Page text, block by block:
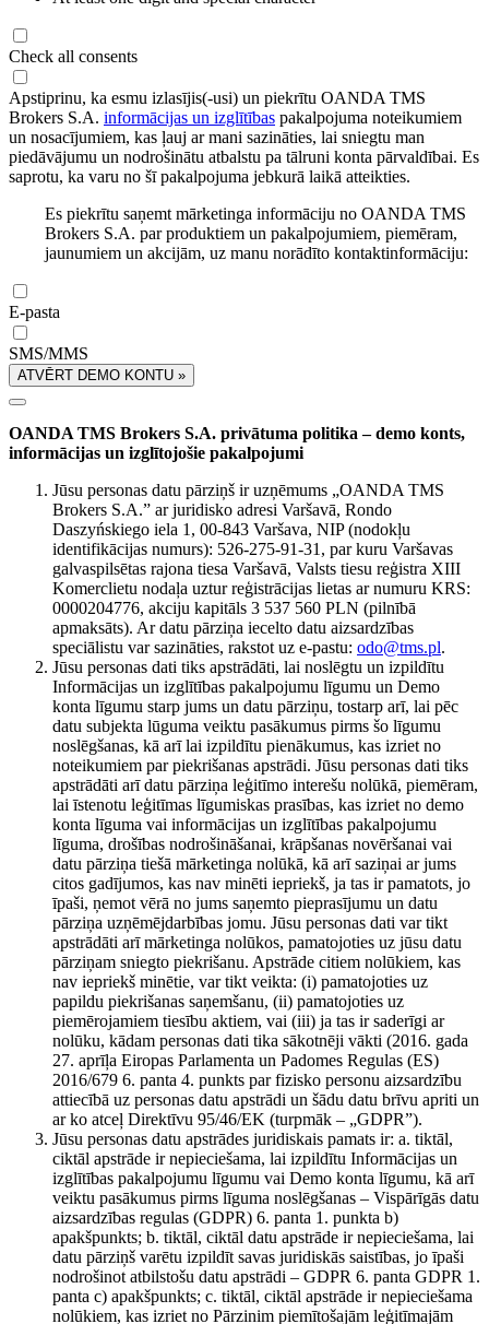
Check all consents
Apstiprinu, ka esmu izlasījis(-usi) un piekrītu OANDA TMS
Brokers S.A. informācijas un izglītības pakalpojuma noteikumiem
un nosacījumiem, kas ļauj ar mani sazināties, lai sniegtu man
piedāvājumu un nodrošinātu atbalstu pa tālruni konta pārvaldībai. Es
saprotu, ka varu no šī pakalpojuma jebkurā laikā atteikties.
Es piekrītu saņemt mārketinga informāciju no OANDA TMS
Brokers S.A. par produktiem un pakalpojumiem, piemēram,
jaunumiem un akcijām, uz manu norādīto kontaktinformāciju:
E-pasta
SMS/MMS
ATVĒRT DEMO KONTU »
OANDA TMS Brokers S.A. privātuma politika – demo konts,
informācijas un izglītojošie pakalpojumi
Jūsu personas datu pārziņš ir uzņēmums „OANDA TMS
Brokers S.A.” ar juridisko adresi Varšavā, Rondo
Daszyńskiego iela 1, 00-843 Varšava, NIP (nodokļu
identifikācijas numurs): 526-275-91-31, par kuru Varšavas
galvaspilsētas rajona tiesa Varšavā, Valsts tiesu reģistra XIII
Komerclietu nodaļa uztur reģistrācijas lietas ar numuru KRS:
0000204776, akciju kapitāls 3 537 560 PLN (pilnībā
apmaksāts). Ar datu pārziņa iecelto datu aizsardzības
speciālistu var sazināties, rakstot uz e-pastu: odo@tms.pl.
Jūsu personas dati tiks apstrādāti, lai noslēgtu un izpildītu
Informācijas un izglītības pakalpojumu līgumu un Demo
konta līgumu starp jums un datu pārziņu, tostarp arī, lai pēc
datu subjekta lūguma veiktu pasākumus pirms šo līgumu
noslēgšanas, kā arī lai izpildītu pienākumus, kas izriet no
noteikumiem par piekrišanas apstrādi. Jūsu personas dati tiks
apstrādāti arī datu pārziņa leģitīmo interešu nolūkā, piemēram,
lai īstenotu leģitīmas līgumiskas prasības, kas izriet no demo
konta līguma vai informācijas un izglītības pakalpojumu
līguma, drošības nodrošināšanai, krāpšanas novēršanai vai
datu pārziņa tiešā mārketinga nolūkā, kā arī saziņai ar jums
citos gadījumos, kas nav minēti iepriekš, ja tas ir pamatots, jo
īpaši, ņemot vērā no jums saņemto pieprasījumu un datu
pārziņa uzņēmējdarbības jomu. Jūsu personas dati var tikt
apstrādāti arī mārketinga nolūkos, pamatojoties uz jūsu datu
pārziņam sniegto piekrišanu. Apstrāde citiem nolūkiem, kas
nav iepriekš minētie, var tikt veikta: (i) pamatojoties uz
papildu piekrišanas saņemšanu, (ii) pamatojoties uz
piemērojamiem tiesību aktiem, vai (iii) ja tas ir saderīgi ar
nolūku, kādam personas dati tika sākotnēji vākti (2016. gada
27. aprīļa Eiropas Parlamenta un Padomes Regulas (ES)
2016/679 6. panta 4. punkts par fizisko personu aizsardzību
attiecībā uz personas datu apstrādi un šādu datu brīvu apriti un
ar ko atceļ Direktīvu 95/46/EK (turpmāk – „GDPR”).
Jūsu personas datu apstrādes juridiskais pamats ir: a. tiktāl,
ciktāl apstrāde ir nepieciešama, lai izpildītu Informācijas un
izglītības pakalpojumu līgumu vai Demo konta līgumu, kā arī
veiktu pasākumus pirms līguma noslēgšanas – Vispārīgās datu
aizsardzības regulas (GDPR) 6. panta 1. punkta b)
apakšpunkts; b. tiktāl, ciktāl datu apstrāde ir nepieciešama, lai
datu pārziņš varētu izpildīt savas juridiskās saistības, jo īpaši
nodrošinot atbilstošu datu apstrādi – GDPR 6. panta GDPR 1.
panta c) apakšpunkts; c. tiktāl, ciktāl apstrāde ir nepieciešama
nolūkiem, kas izriet no Pārzinim piemītošajām leģitīmajām